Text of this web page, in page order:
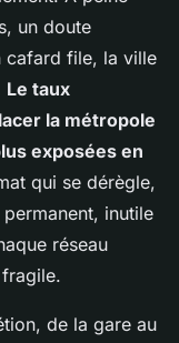
un doute
cafard file, la ville
Le taux
la métropole
exposées en
qui se dérègle,
inutile
réseau
de la gare au